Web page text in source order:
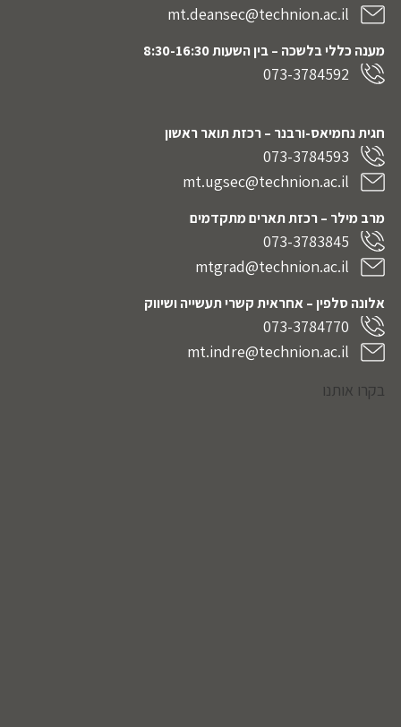
mt.deansec@technion.ac.il
מענה כללי בלשכה – בין השעות 8:30-16:30
073-3784592
חגית נחמיאס-ורבנר – רכזת תואר ראשון
073-3784593
mt.ugsec@technion.ac.il
מרב מילר – רכזת תארים מתקדמים
073-3783845
mtgrad@technion.ac.il
אלונה סלפין – אחראית קשרי תעשייה ושיווק
073-3784770
mt.indre@technion.ac.il
בקרו אותנו